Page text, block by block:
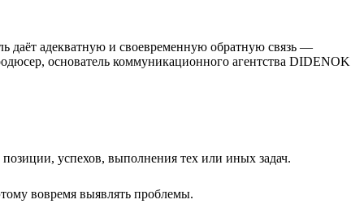
даёт адекватную и своевременную обратную связь —
основатель коммуникационного агентства DIDENOK
успехов, выполнения тех или иных задач.
вовремя выявлять проблемы.